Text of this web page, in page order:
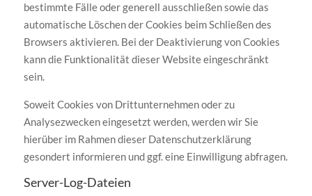
bestimmte Fälle oder generell ausschließen sowie das
automatische Löschen der Cookies beim Schließen des
Browsers aktivieren. Bei der Deaktivierung von Cookies
kann die Funktionalität dieser Website eingeschränkt
sein.
Soweit Cookies von Drittunternehmen oder zu
Analysezwecken eingesetzt werden, werden wir Sie
hierüber im Rahmen dieser Datenschutzerklärung
gesondert informieren und ggf. eine Einwilligung abfragen.
Server-Log-Dateien